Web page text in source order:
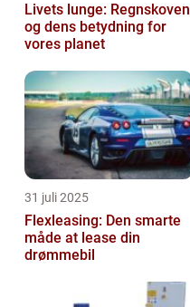
Livets lunge: Regnskoven
og dens betydning for
vores planet
31 juli 2025
Flexleasing: Den smarte
måde at lease din
drømmebil